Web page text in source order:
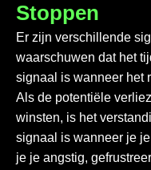
Stoppen
Er zijn verschillende
waarschuwen dat het
signaal is wanneer het
Als de potentiële
winsten, is het
signaal is wanneer je
je je angstig,